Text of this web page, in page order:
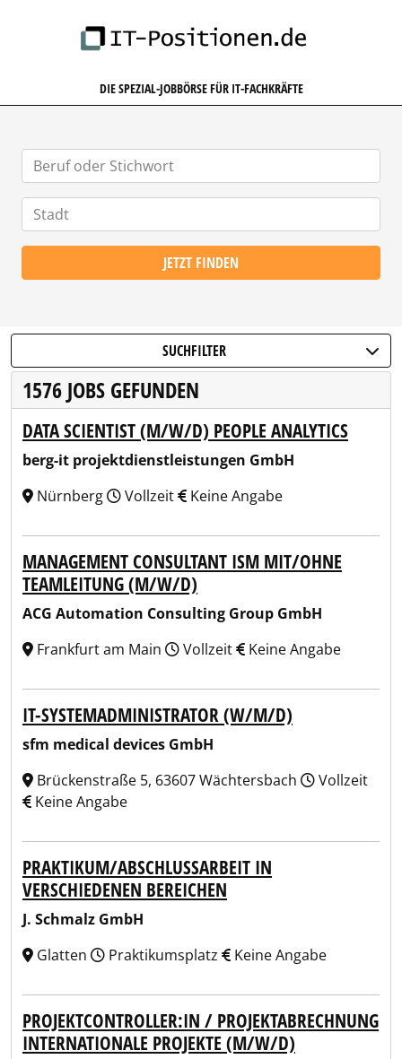
DIE SPEZIAL-JOBBÖRSE FÜR IT-FACHKRÄFTE
JETZT FINDEN
SUCHFILTER
1576 JOBS GEFUNDEN
DATA SCIENTIST (M/W/D) PEOPLE ANALYTICS
berg-it projektdienstleistungen GmbH
Nürnberg
Vollzeit Keine Angabe
MANAGEMENT CONSULTANT ISM MIT/OHNE
TEAMLEITUNG (M/W/D)
ACG Automation Consulting Group GmbH
Frankfurt am Main
Vollzeit Keine Angabe
IT-SYSTEMADMINISTRATOR (W/M/D)
sfm medical devices GmbH
Brückenstraße 5, 63607 Wächtersbach
Vollzeit
Keine Angabe
PRAKTIKUM/ABSCHLUSSARBEIT IN
VERSCHIEDENEN BEREICHEN
J. Schmalz GmbH
Glatten
Praktikumsplatz Keine Angabe
PROJEKTCONTROLLER:IN / PROJEKTABRECHNUNG
INTERNATIONALE PROJEKTE (M/W/D)